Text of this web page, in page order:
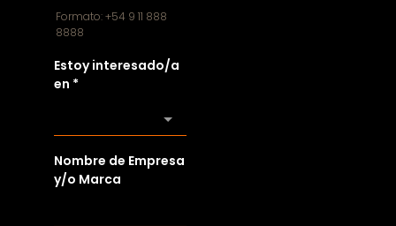
Formato: +54 9 11 888
8888
Estoy interesado/a
en *
Nombre de Empresa
y/o Marca